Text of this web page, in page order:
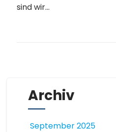
sind wir...
Archiv
September 2025